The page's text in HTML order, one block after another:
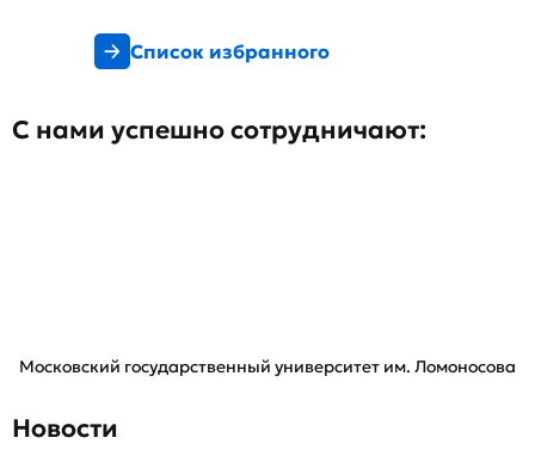
Список избранного
С нами успешно сотрудничают:
Московский государственный университет им. Ломоносова
Новости